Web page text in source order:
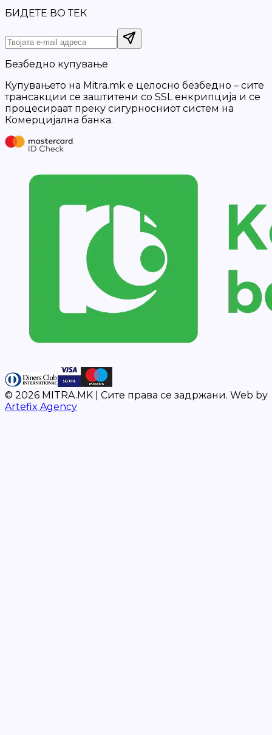
БИДЕТЕ ВО ТЕК
Безбедно купување
Купувањето на Mitra.mk е целосно безбедно – сите
трансакции се заштитени со SSL енкрипција и се
процесираат преку сигурносниот систем на
Комерцијална банка.
© 2026 MITRA.MK | Сите права се задржани. Web by
Artefix Agency